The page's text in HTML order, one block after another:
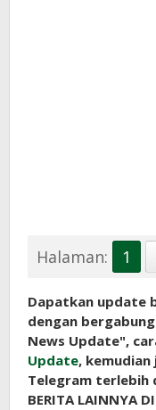
Halaman: 1
Dapatkan update
dengan
News Update",
Update,
Telegram terlebih
BERITA LAINNYA DI